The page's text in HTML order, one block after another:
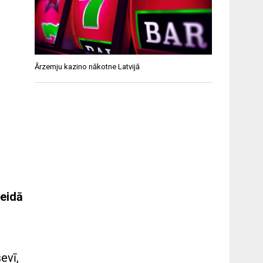
Ārzemju kazino nākotne Latvijā